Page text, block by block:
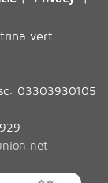
vert
03303930105